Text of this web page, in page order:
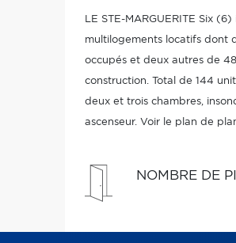
LE STE-MARGUERITE Six
multilogements locatifs dont
occupés et deux autres de
construction. Total de 144
deux et trois chambres,
ascenseur. Voir le plan de
NOMBRE DE